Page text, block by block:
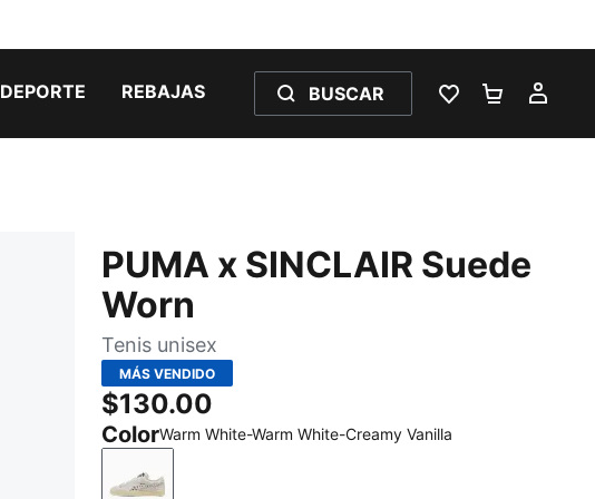
DEPORTE REBAJAS BUSCAR
LISTA DE
PUMA x SINCLAIR Suede
Worn
Tenis unisex
MÁS VENDIDO
$130.00
ColorWarm White-Warm White-Creamy Vanilla